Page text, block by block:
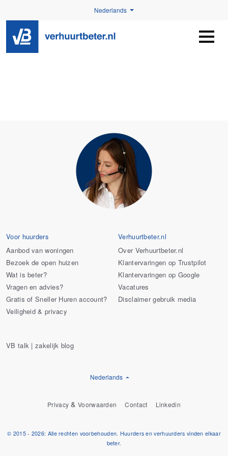
Nederlands
Voor huurders
Aanbod van woningen
Bezoek de open huizen
Wat is beter?
Vragen en advies?
Gratis of Sneller Huren account?
Veiligheid & privacy
Verhuurtbeter.nl
Over Verhuurtbeter.nl
Klantervaringen op Trustpilot
Klantervaringen op Google
Vacatures
Disclaimer gebruik media
VB talk | zakelijk blog
Nederlands
Privacy &Voorwaarden Contact Linkedin
© 2015 - 2026: Alle rechten voorbehouden. Huurders en verhuurders vinden elkaar
beter.